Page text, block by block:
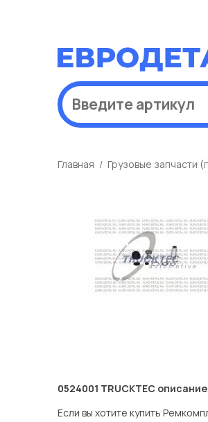
Главная Грузовые запчасти
0524001 TRUCKTEC
Если вы хотите купить